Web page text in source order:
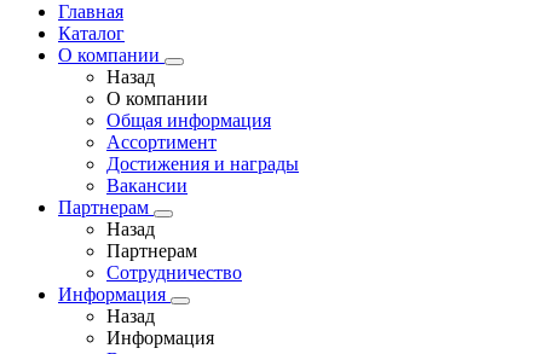
Главная
Каталог
О компании
Назад
О компании
Общая информация
Ассортимент
Достижения и награды
Вакансии
Партнерам
Назад
Партнерам
Сотрудничество
Информация
Назад
Информация